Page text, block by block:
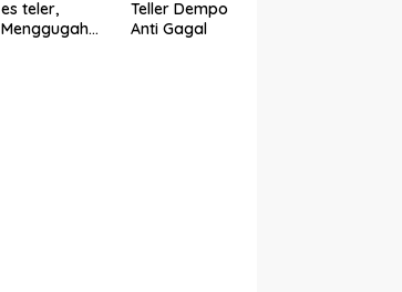
es teler,
Menggugah
Teller Dempo
Anti Gagal